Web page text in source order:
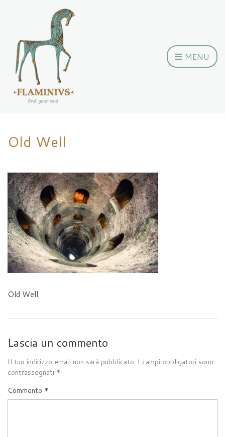
MENU
Old Well
Old Well
Lascia un commento
Il tuo indirizzo email non sarà pubblicato. I campi obbligatori sono
contrassegnati *
Commento *